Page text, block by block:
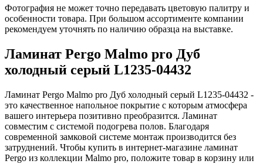
Фотография не может точно передавать цветовую палитру и
особенности товара. При большом ассортименте компании
рекомендуем уточнять по наличию образца на выставке.
Ламинат Pergo Malmo pro Дуб
холодный серый L1235-04432
Ламинат Pergo Malmo pro Дуб холодный серый L1235-04432 -
это качественное напольное покрытие с которым атмосфера
вашего интерьера позитивно преобразится. Ламинат
совместим с системой подогрева полов. Благодаря
современной замковой системе монтаж производится без
затруднений. Чтобы купить в интернет-магазине ламинат
Pergo из коллекции Malmo pro, положите товар в корзину или